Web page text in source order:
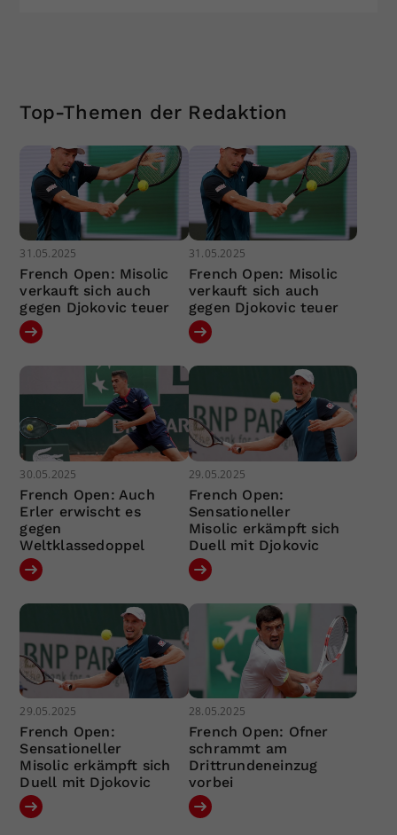
Top-Themen der Redaktion
31.05.2025
French Open: Misolic
verkauft sich auch
gegen Djokovic teuer
31.05.2025
French Open: Misolic
verkauft sich auch
gegen Djokovic teuer
30.05.2025
French Open: Auch
Erler erwischt es
gegen
Weltklassedoppel
29.05.2025
French Open:
Sensationeller
Misolic erkämpft sich
Duell mit Djokovic
29.05.2025
French Open:
Sensationeller
Misolic erkämpft sich
Duell mit Djokovic
28.05.2025
French Open: Ofner
schrammt am
Drittrundeneinzug
vorbei